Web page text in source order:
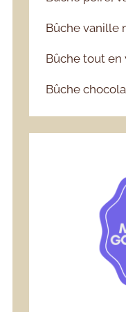
Bûche vanille
Bûche tout en
Bûche